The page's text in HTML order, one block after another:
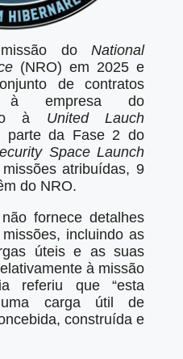
do National
(NRO) em 2025 e
de contratos
à empresa do
à United Lauch
parte da Fase 2 do
Space Launch
atribuídas, 9
do NRO.
fornece detalhes
incluindo as
úteis e as suas
à missão
referiu que “esta
uma carga útil de
construída e